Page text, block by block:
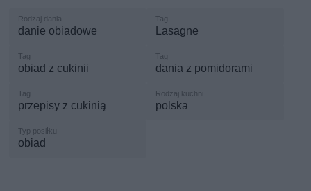
danie obiadowe Lasagne
obiad z cukinii dania z pomidorami
przepisy z cukinią polska
obiad